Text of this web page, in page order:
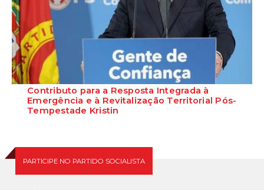
Contributo para a Resposta Integrada à
Emergência e à Revitalização Territorial Pós-
Tempestade Kristin
PARTICIPE NO PARTIDO SOCIALISTA